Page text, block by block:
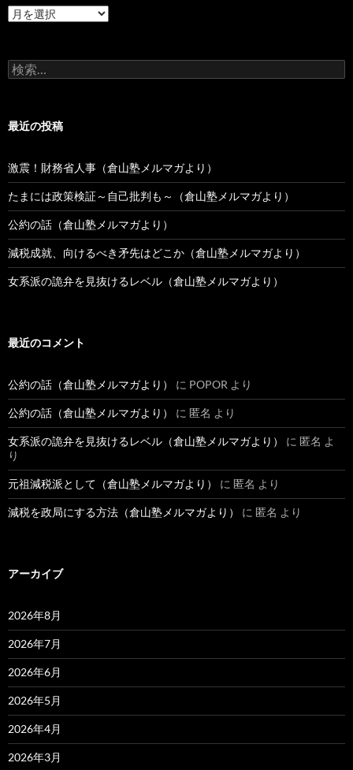
過
去
稿
検
索:
最近の投稿
激震！財務省人事（倉山塾メルマガより）
たまには政策検証～自己批判も～（倉山塾メルマガより）
公約の話（倉山塾メルマガより）
減税成就、向けるべき矛先はどこか（倉山塾メルマガより）
女系派の詭弁を見抜けるレベル（倉山塾メルマガより）
最近のコメント
公約の話（倉山塾メルマガより） に POPOR より
公約の話（倉山塾メルマガより） に 匿名 より
女系派の詭弁を見抜けるレベル（倉山塾メルマガより） に 匿名 よ
り
元祖減税派として（倉山塾メルマガより） に 匿名 より
減税を政局にする方法（倉山塾メルマガより） に 匿名 より
アーカイブ
2026年8月
2026年7月
2026年6月
2026年5月
2026年4月
2026年3月